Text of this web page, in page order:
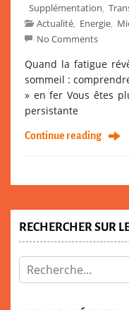
Supplémentation
Actualité Energie
No Comments
Quand la fatigue
sommeil :
» en fer Vous êtes
persistante
Continue reading
RECHERCHER SUR